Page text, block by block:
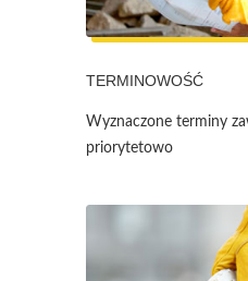
TERMINOWOŚĆ
Wyznaczone terminy
priorytetowo